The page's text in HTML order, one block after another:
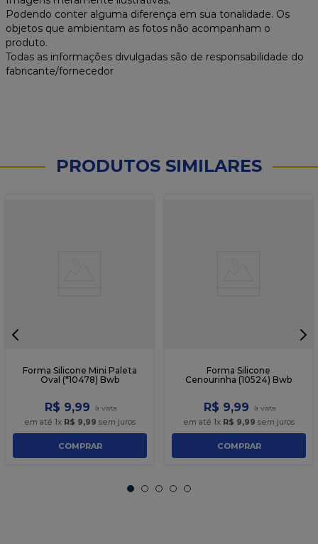
Podendo conter alguma diferença em sua tonalidade. Os
objetos que ambientam as fotos não acompanham o
produto.
Todas as informações divulgadas são de responsabilidade do
fabricante/fornecedor
PRODUTOS SIMILARES
Forma Silicone Mini Paleta
Oval (*10478) Bwb
R$ 9,99
em até 1x R$ 9,99 sem juros
COMPRAR
Forma Silicone
Cenourinha (10524) Bwb
R$ 9,99
em até 1x R$ 9,99 sem juros
COMPRAR